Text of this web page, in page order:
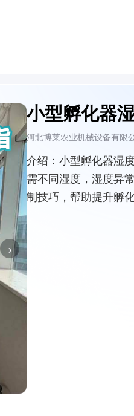
›
小型孵化器
河北博莱农业机械设备有限
介绍： 小型孵化器湿
需不同湿度，湿度异
制技巧，帮助提升孵化